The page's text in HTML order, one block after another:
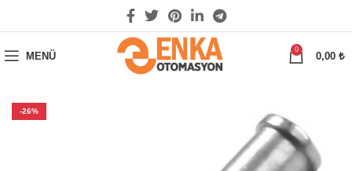
MENÜ
0
0,00 ₺
-26%